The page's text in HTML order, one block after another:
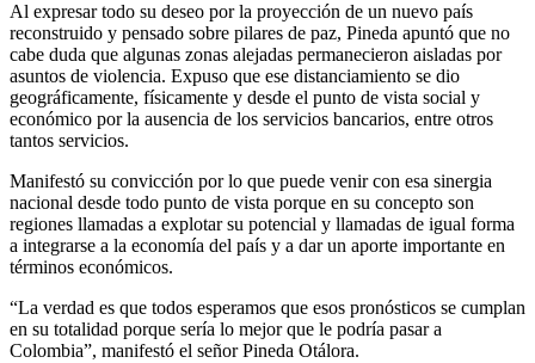
Al expresar todo su deseo por la proyección de un nuevo país
reconstruido y pensado sobre pilares de paz, Pineda apuntó que no
cabe duda que algunas zonas alejadas permanecieron aisladas por
asuntos de violencia. Expuso que ese distanciamiento se dio
geográficamente, físicamente y desde el punto de vista social y
económico por la ausencia de los servicios bancarios, entre otros
tantos servicios.
Manifestó su convicción por lo que puede venir con esa sinergia
nacional desde todo punto de vista porque en su concepto son
regiones llamadas a explotar su potencial y llamadas de igual forma
a integrarse a la economía del país y a dar un aporte importante en
términos económicos.
“La verdad es que todos esperamos que esos pronósticos se cumplan
en su totalidad porque sería lo mejor que le podría pasar a
Colombia”, manifestó el señor Pineda Otálora.